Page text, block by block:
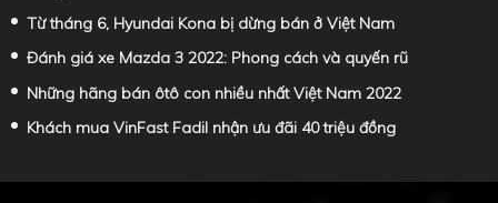
Từ tháng 6, Hyundai Kona bị dừng bán ở Việt Nam
Đánh giá xe Mazda 3 2022: Phong cách và quyến rũ
Những hãng bán ôtô con nhiều nhất Việt Nam 2022
Khách mua VinFast Fadil nhận ưu đãi 40 triệu đồng